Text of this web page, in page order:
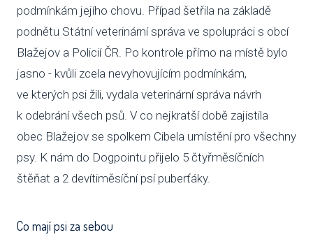
podmínkám jejího chovu. Případ šetřila na základě
podnětu Státní veterinární správa ve spolupráci s obcí
Blažejov a Policií ČR. Po kontrole přímo na místě bylo
jasno - kvůli zcela nevyhovujícím podmínkám,
ve kterých psi žili, vydala veterinární správa návrh
k odebrání všech psů. V co nejkratší době zajistila
obec Blažejov se spolkem Cibela umístění pro všechny
psy. K nám do Dogpointu přijelo 5 čtyřměsíčních
štěňat a 2 devítiměsíční psí puberťáky.
Co mají psi za sebou